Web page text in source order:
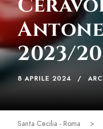
2023/
8 APRILE 2024
Santa Cecilia - Roma >